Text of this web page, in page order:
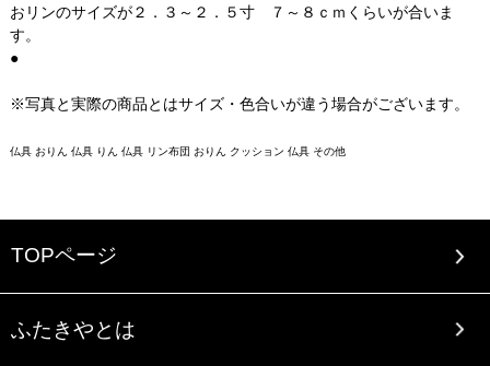
おリンのサイズが２．３～２．５寸 ７～８ｃｍくらいが合いま
す。
●
※写真と実際の商品とはサイズ・色合いが違う場合がございます。
仏具 おりん 仏具 りん 仏具 リン布団 おりん クッション 仏具 その他
TOPページ
ふたきやとは